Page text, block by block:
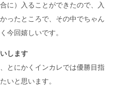
に）入ることができたので、入
ったところで、その中でちゃん
今回嬉しいです。
します
とにかくインカレでは優勝目指
いと思います。